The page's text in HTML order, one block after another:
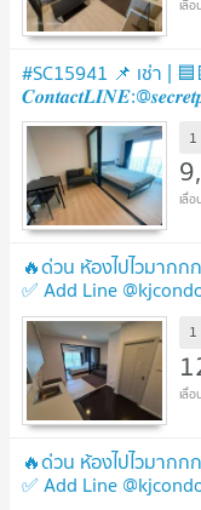
#SC15941 📌 เช่า |
🔥ด่วน ห้องไปไวมากก
✅ Add Line
🔥ด่วน ห้องไปไวมากก
✅ Add Line